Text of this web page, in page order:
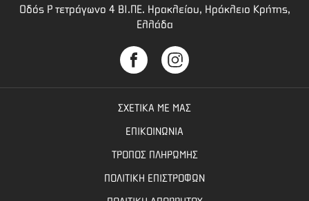
Οδός Ρ τετράγωνο 4 BI.ΠΕ. Ηρακλείου, Ηράκλειο Κρήτης,
Ελλάδα
ΣΧΕΤΙΚΑ ΜΕ ΜΑΣ
ΕΠΙΚΟΙΝΩΝΙΑ
ΤΡΟΠΟΣ ΠΛΗΡΩΜΗΣ
ΠΟΛΙΤΙΚΗ ΕΠΙΣΤΡΟΦΩΝ